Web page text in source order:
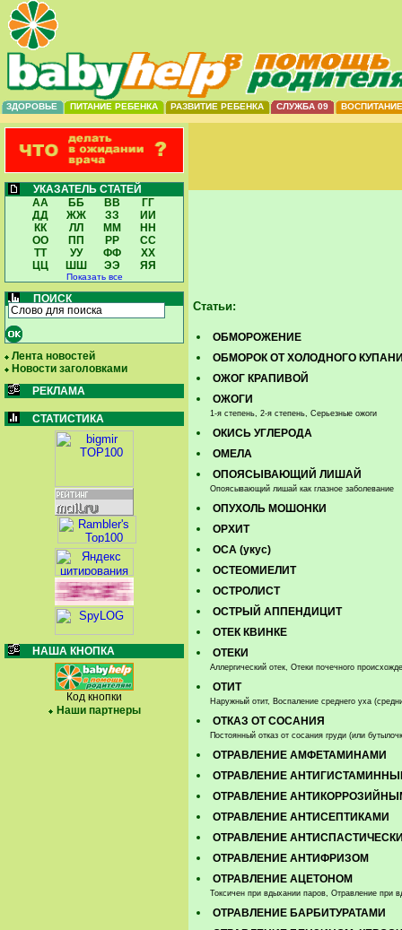
ЗДОРОВЬЕ ПИТАНИЕ РЕБЕНКА РАЗВИТИЕ РЕБЕНКА СЛУЖБА 09 ВОСПИТАНИЕ
УКАЗАТЕЛЬ СТАТЕЙ
АА
ББ ВВ
ГГ
ДД
ЖЖ ЗЗ
ИИ
КК
ЛЛ ММ
НН
ОО
ПП РР
СС
ТТ
УУ ФФ
ХХ
ЦЦ
ШШ ЭЭ ЯЯ
Показать все
ПОИСК
Лента новостей
Новости заголовками
РЕКЛАМА
СТАТИСТИКА
НАША КНОПКА
Код кнопки
Наши партнеры
Статьи:
ОБМОРОЖЕНИЕ
ОБМОРОК ОТ ХОЛОДНОГО
ОЖОГ КРАПИВОЙ
ОЖОГИ
1-я степень, 2-я степень, Серьезные ожоги
ОКИСЬ УГЛЕРОДА
ОМЕЛА
ОПОЯСЫВАЮЩИЙ ЛИШАЙ
Опоясывающий лишай как глазное заболевание
ОПУХОЛЬ МОШОНКИ
ОРХИТ
ОСА (укус)
ОСТЕОМИЕЛИТ
ОСТРОЛИСТ
ОСТРЫЙ АППЕНДИЦИТ
ОТЕК КВИНКЕ
ОТЕКИ
Аллергический отек, Отеки почечного
ОТИТ
Наружный отит, Воспаление среднего уха
ОТКАЗ ОТ СОСАНИЯ
Постоянный отказ от сосания груди (или
ОТРАВЛЕНИЕ АМФЕТАМИНАМИ
ОТРАВЛЕНИЕ
ОТРАВЛЕНИЕ
ОТРАВЛЕНИЕ АНТИСЕПТИКАМИ
ОТРАВЛЕНИЕ
ОТРАВЛЕНИЕ АНТИФРИЗОМ
ОТРАВЛЕНИЕ АЦЕТОНОМ
Токсичен при вдыхании паров, Отравление при
ОТРАВЛЕНИЕ БАРБИТУРАТАМИ